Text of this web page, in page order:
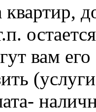
вам его